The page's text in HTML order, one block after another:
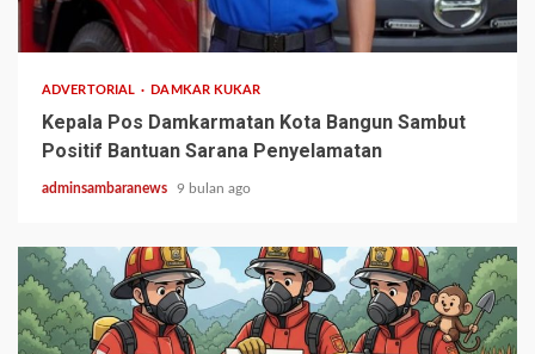
1 min read
ADVERTORIAL DAMKAR KUKAR
Kepala Pos Damkarmatan Kota Bangun Sambut
Positif Bantuan Sarana Penyelamatan
adminsambaranews 9 bulan ago